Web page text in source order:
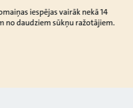
iespējas vairāk nekā 14
no daudziem sūkņu ražotājiem.